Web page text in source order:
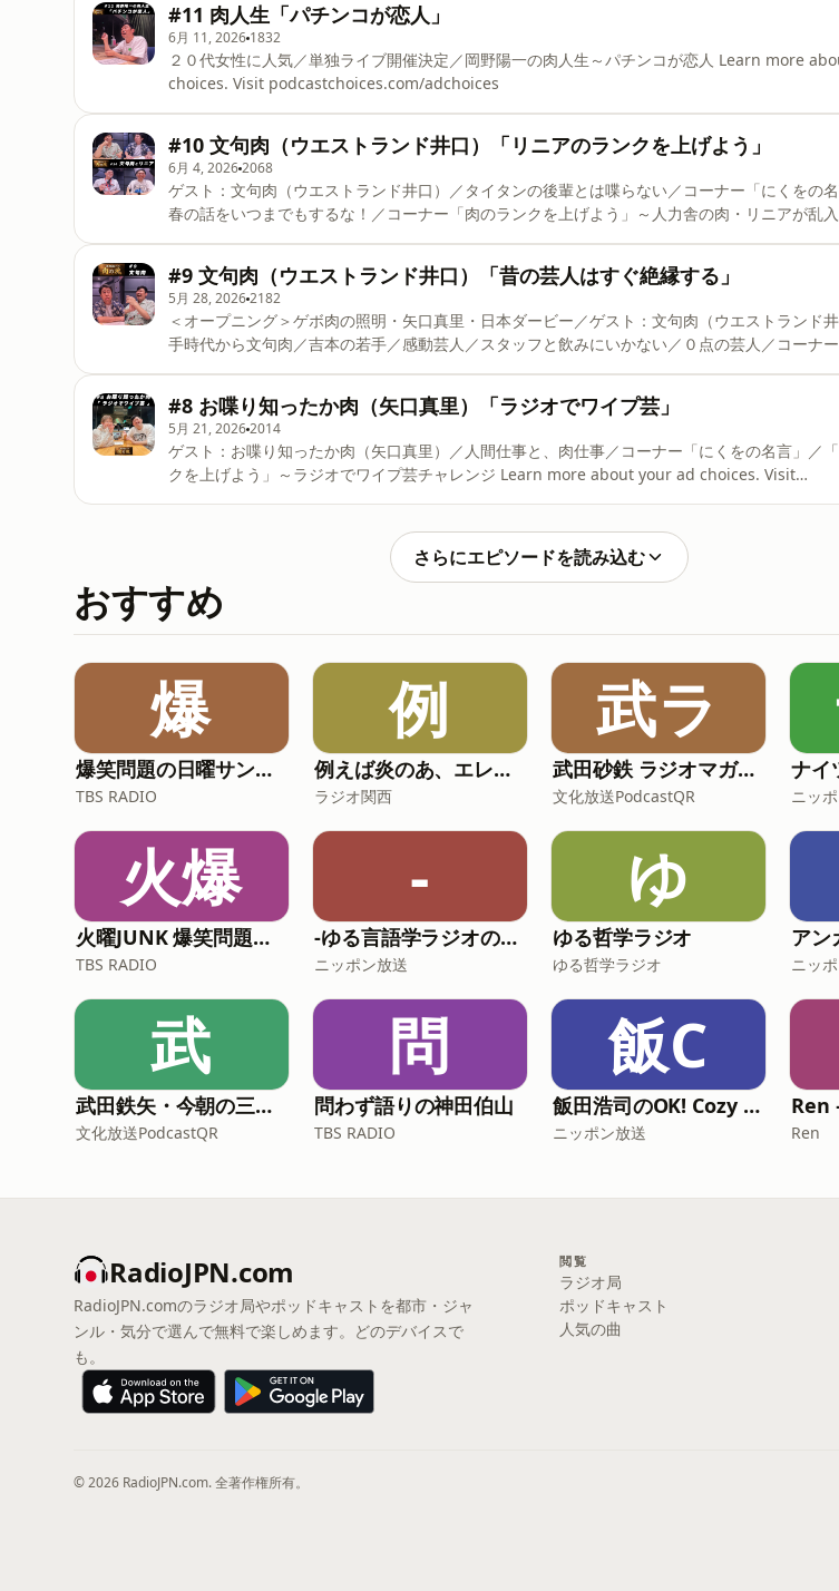
#11 肉人生「パチンコが恋人」
6月 11, 2026 1832
２０代女性に人気／単独ライブ開催決定／岡野陽一の肉人生～パチンコが恋人 Learn more
choices. Visit podcastchoices.com/adchoices
#10 文句肉（ウエストランド井口）「リニアのランクを上げよう」
6月 4, 20262068
ゲスト：文句肉（ウエストランド井口）／タイタンの後輩とは喋らない／コーナー「にくをの
春の話をいつまでもするな！／コーナー「肉のランクを上げよう」～人力舎の肉・リニアが乱
#9 文句肉（ウエストランド井口）「昔の芸人はすぐ絶縁する」
5月 28, 20262182
＜オープニング＞ゲボ肉の照明・矢口真里・日本ダービー／ゲスト：文句肉（ウエストランド
手時代から文句肉／吉本の若手／感動芸人／スタッフと飲みにいかない／０点の芸人／コーナ
#8 お喋り知ったか肉（矢口真里）「ラジオでワイプ芸」
5月 21, 20262014
ゲスト：お喋り知ったか肉（矢口真里）／人間仕事と、肉仕事／コーナー「にくをの名言」／
クを上げよう」～ラジオでワイプ芸チャレンジ Learn more about your ad choices. Visit
さらにエピソードを読み込む
おすすめ
爆
爆笑問題の日曜サンデー
TBS RADIO
例
例えば炎のあ、エレガンス
ラジオ関西
武ラ
武田砂鉄 ラジオマガジン 「ラジマガコラム」
文化放送PodcastQR ニッ
火爆
火曜JUNK 爆笑問題カーボーイ
TBS RADIO
-
-ゆる言語学ラジオのオールナイトニッポンPODCAST【月替り・5月担当】---
ニッポン放送
ゆ
ゆる哲学ラジオ
ゆる哲学ラジオ ニッ
武
武田鉄矢・今朝の三枚おろし
文化放送PodcastQR
問
問わず語りの神田伯山
TBS RADIO
飯C
飯田浩司のOK! Cozy up！ Podcast【最新回のみ】
ニッポン放送 Ren
RadioJPN.com
RadioJPN.comのラジオ局やポッドキャストを都市・ジャ
ンル・気分で選んで無料で楽しめます。どのデバイスで
も。
閲覧
ラジオ局
ポッドキャスト
人気の曲
© 2026 RadioJPN.com. 全著作権所有。